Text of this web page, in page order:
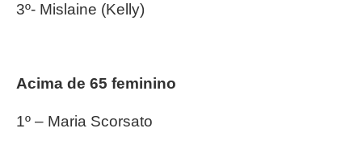
3º- Mislaine (Kelly)
Acima de 65 feminino
1º – Maria Scorsato